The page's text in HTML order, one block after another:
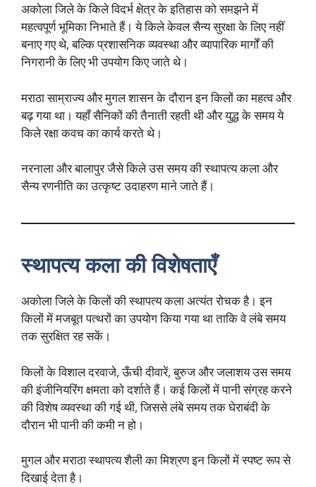
अकोला जिले के किले विदर्भ क्षेत्र के इतिहास को समझने में
महत्वपूर्ण भूमिका निभाते हैं। ये किले केवल सैन्य सुरक्षा के लिए नहीं
बनाए गए थे, बल्कि प्रशासनिक व्यवस्था और व्यापारिक मार्गों की
निगरानी के लिए भी उपयोग किए जाते थे।
मराठा साम्राज्य और मुगल शासन के दौरान इन किलों का महत्व और
बढ़ गया था। यहाँ सैनिकों की तैनाती रहती थी और युद्ध के समय ये
किले रक्षा कवच का कार्य करते थे।
नरनाला और बालापुर जैसे किले उस समय की स्थापत्य कला और
सैन्य रणनीति का उत्कृष्ट उदाहरण माने जाते हैं।
स्थापत्य कला की विशेषताएँ
अकोला जिले के किलों की स्थापत्य कला अत्यंत रोचक है। इन
किलों में मजबूत पत्थरों का उपयोग किया गया था ताकि वे लंबे समय
तक सुरक्षित रह सकें।
किलों के विशाल दरवाजे, ऊँची दीवारें, बुरुज और जलाशय उस समय
की इंजीनियरिंग क्षमता को दर्शाते हैं। कई किलों में पानी संग्रह करने
की विशेष व्यवस्था की गई थी, जिससे लंबे समय तक घेराबंदी के
दौरान भी पानी की कमी न हो।
मुगल और मराठा स्थापत्य शैली का मिश्रण इन किलों में स्पष्ट रूप से
दिखाई देता है।